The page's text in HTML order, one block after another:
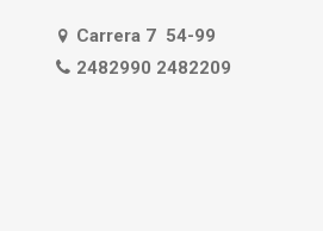
Carrera 7 54-99
2482990 2482209